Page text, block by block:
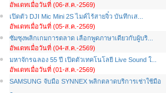
อัพเดทเมื่อวันที่ (06-ส.ค.-2569)
เปิดตัว DJI Mic Mini 2S ไมค์ไร้สายจิ๋ว บันทึกเส...
อัพเดทเมื่อวันที่ (05-ส.ค.-2569)
ซัมซุงพลิกเกมการตลาด เลือกพูดภาษาเดียวกับผู้บริ...
อัพเดทเมื่อวันที่ (04-ส.ค.-2569)
มหาจักรฉลอง 55 ปี เปิดตัวเทคโนโลยี Live Sound ใ...
อัพเดทเมื่อวันที่ (01-ส.ค.-2569)
SAMSUNG จับมือ SYNNEX พลิกตลาดบริการเช่าใช้มือ